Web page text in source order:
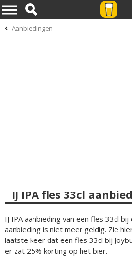
Aanbiedingen
IJ IPA fles 33cl
IJ IPA aanbieding van een fles 33cl
aanbieding is niet meer geldig. Zie
laatste keer dat een fles 33cl bij
er zat 25% korting op het bier.